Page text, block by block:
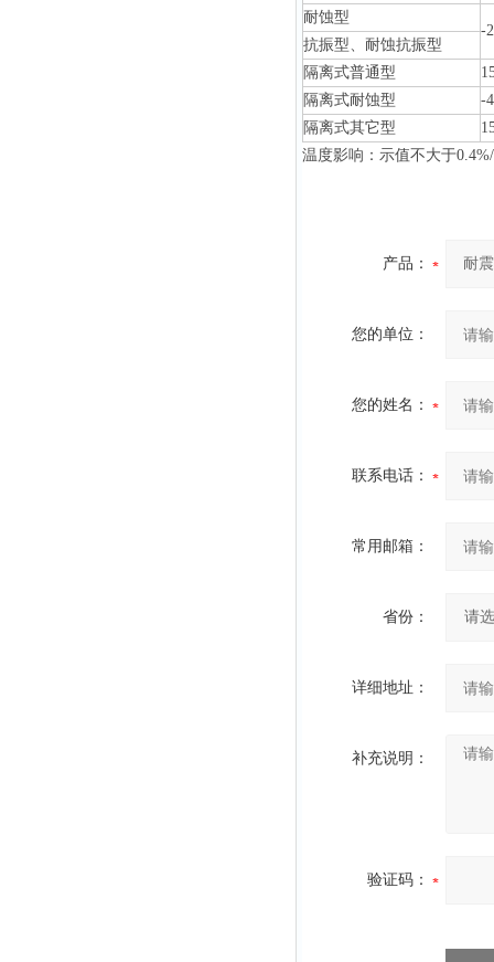
耐蚀型
-
抗振型、耐蚀抗振型
隔离式普通型
隔离式耐蚀型
-
隔离式其它型
温度影响：示值不大于
产品：
您的单位：
您的姓名：
联系电话：
常用邮箱：
省份：
详细地址：
补充说明：
验证码：